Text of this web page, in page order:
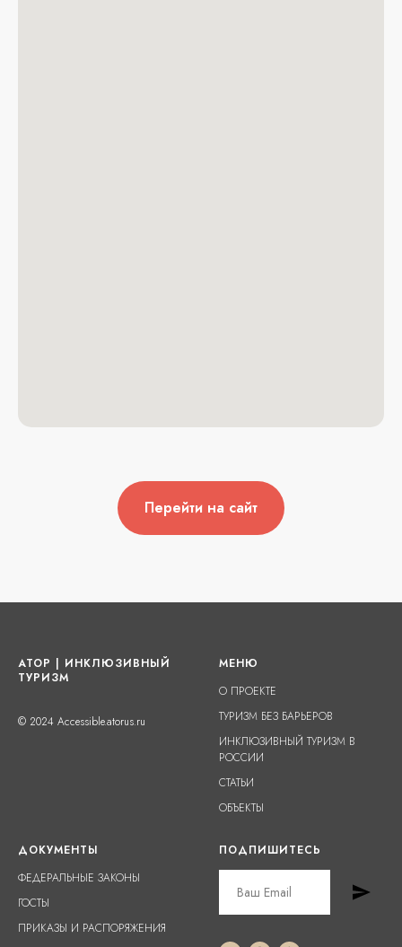
Перейти на сайт
АТОР | ИНКЛЮЗИВНЫЙ
ТУРИЗМ
© 2024 Accessible.atorus.ru
МЕНЮ
О ПРОЕКТЕ
ТУРИЗМ БЕЗ БАРЬЕРОВ
ИНКЛЮЗИВНЫЙ ТУРИЗМ В
РОССИИ
СТАТЬИ
ОБЪЕКТЫ
ДОКУМЕНТЫ
ФЕДЕРАЛЬНЫЕ ЗАКОНЫ
ГОСТЫ
ПРИКАЗЫ И РАСПОРЯЖЕНИЯ
ПОДПИШИТЕСЬ